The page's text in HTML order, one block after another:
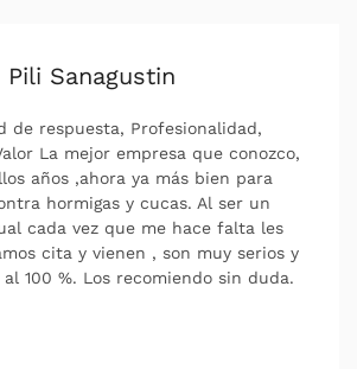
Pili Sanagustin
de respuesta, Profesionalidad,
La mejor empresa que conozco,
años ,ahora ya más bien para
hormigas y cucas. Al ser un
cada vez que me hace falta les
cita y vienen , son muy serios y
100 %. Los recomiendo sin duda.